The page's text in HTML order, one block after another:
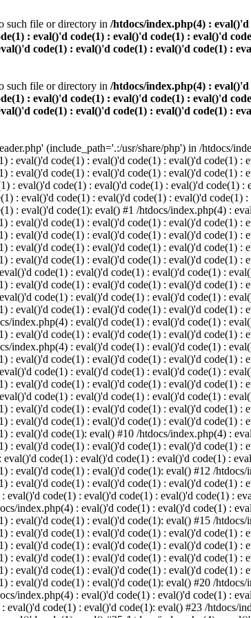
such file or directory in /htdocs/index.php(4) :
: eval()'d code(1) : eval()'d code(1) : eval()'d
code(1) : eval()'d code(1) : eval()'d code(1) :
such file or directory in /htdocs/index.php(4) :
: eval()'d code(1) : eval()'d code(1) : eval()'d
code(1) : eval()'d code(1) : eval()'d code(1) :
(include_path='.:/usr/share/php') in /htdocs/
eval()'d code(1) : eval()'d code(1) : eval()'d code(1)
eval()'d code(1) : eval()'d code(1) : eval()'d code(1)
: eval()'d code(1) : eval()'d code(1) : eval()'d code(1)
: eval()'d code(1) : eval()'d code(1) : eval()'d
: eval()'d code(1): eval() #1 /htdocs/index.php(4) :
eval()'d code(1) : eval()'d code(1) : eval()'d code(1)
eval()'d code(1) : eval()'d code(1) : eval()'d code(1)
eval()'d code(1) : eval()'d code(1) : eval()'d code(1)
eval()'d code(1) : eval()'d code(1) : eval()'d code(1)
code(1) : eval()'d code(1) : eval()'d code(1) :
eval()'d code(1) : eval()'d code(1) : eval()'d code(1)
code(1) : eval()'d code(1) : eval()'d code(1) :
eval()'d code(1) : eval()'d code(1) : eval()'d code(1)
index.php(4) : eval()'d code(1) : eval()'d code(1) :
eval()'d code(1) : eval()'d code(1) : eval()'d code(1)
index.php(4) : eval()'d code(1) : eval()'d code(1) :
eval()'d code(1) : eval()'d code(1) : eval()'d code(1)
code(1) : eval()'d code(1) : eval()'d code(1) :
eval()'d code(1) : eval()'d code(1) : eval()'d code(1)
code(1) : eval()'d code(1) : eval()'d code(1) :
eval()'d code(1) : eval()'d code(1) : eval()'d code(1)
eval()'d code(1) : eval()'d code(1) : eval()'d code(1)
eval()'d code(1): eval() #10 /htdocs/index.php(4) :
eval()'d code(1) : eval()'d code(1) : eval()'d code(1)
code(1) : eval()'d code(1) : eval()'d code(1) :
eval()'d code(1) : eval()'d code(1): eval() #12 /
eval()'d code(1) : eval()'d code(1) : eval()'d code(1)
code(1) : eval()'d code(1) : eval()'d code(1) :
index.php(4) : eval()'d code(1) : eval()'d code(1) :
eval()'d code(1) : eval()'d code(1): eval() #15 /
eval()'d code(1) : eval()'d code(1) : eval()'d code(1)
eval()'d code(1) : eval()'d code(1) : eval()'d code(1)
eval()'d code(1) : eval()'d code(1) : eval()'d code(1)
eval()'d code(1) : eval()'d code(1) : eval()'d code(1)
eval()'d code(1) : eval()'d code(1): eval() #20 /
index.php(4) : eval()'d code(1) : eval()'d code(1) :
code(1) : eval()'d code(1): eval() #23 /htdocs/